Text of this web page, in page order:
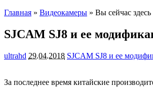
Главная » Видеокамеры » Вы сейчас
SJCAM SJ8 и ее
ultrahd 29.04.2018 SJCAM SJ8 и ее
За последнее время китайские